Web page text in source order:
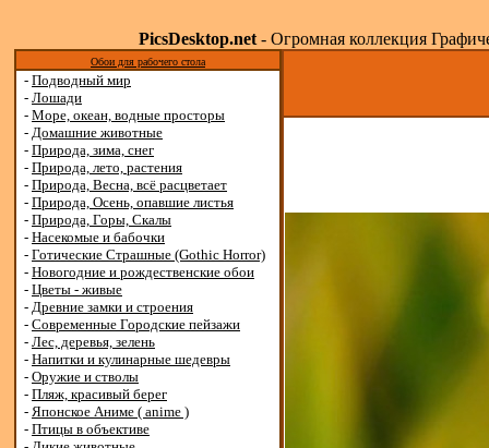
PicsDesktop.net- Огромная коллекция
Обои для рабочего стола
- Подводный мир
- Лошади
- Море, океан, водные просторы
- Домашние животные
- Природа, зима, снег
- Природа, лето, растения
- Природа, Весна, всё расцветает
- Природа, Осень, опавшие листья
- Природа, Горы, Скалы
- Насекомые и бабочки
- Готические Страшные (Gothic Horror)
- Новогодние и рождественские обои
- Цветы - живые
- Древние замки и строения
- Современные Городские пейзажи
- Лес, деревья, зелень
- Напитки и кулинарные шедевры
- Оружие и стволы
- Пляж, красивый берег
- Японское Аниме ( anime )
- Птицы в объективе